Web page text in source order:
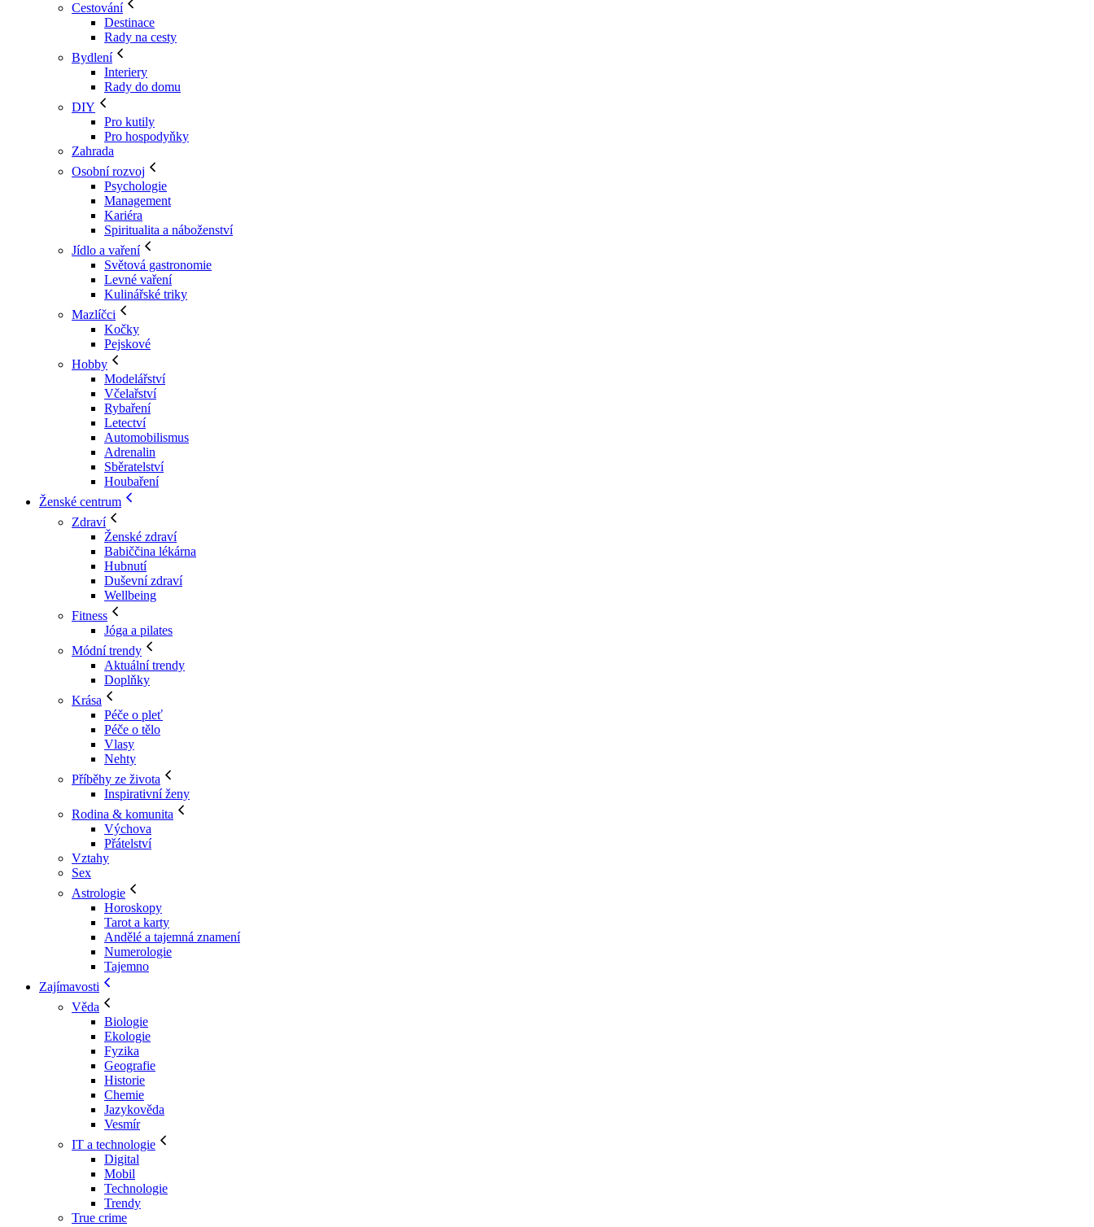
Cestování
Destinace
Rady na cesty
Bydlení
Interiery
Rady do domu
DIY
Pro kutily
Pro hospodyňky
Zahrada
Osobní rozvoj
Psychologie
Management
Kariéra
Spiritualita a náboženství
Jídlo a vaření
Světová gastronomie
Levné vaření
Kulinářské triky
Mazlíčci
Kočky
Pejskové
Hobby
Modelářství
Včelařství
Rybaření
Letectví
Automobilismus
Adrenalin
Sběratelství
Houbaření
Ženské centrum
Zdraví
Ženské zdraví
Babiččina lékárna
Hubnutí
Duševní zdraví
Wellbeing
Fitness
Jóga a pilates
Módní trendy
Aktuální trendy
Doplňky
Krása
Péče o pleť
Péče o tělo
Vlasy
Nehty
Příběhy ze života
Inspirativní ženy
Rodina & komunita
Výchova
Přátelství
Vztahy
Sex
Astrologie
Horoskopy
Tarot a karty
Andělé a tajemná znamení
Numerologie
Tajemno
Zajímavosti
Věda
Biologie
Ekologie
Fyzika
Geografie
Historie
Chemie
Jazykověda
Vesmír
IT a technologie
Digital
Mobil
Technologie
Trendy
True crime